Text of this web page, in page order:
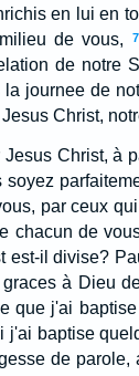
en lui en
de vous, 7
de notre
journee de
Christ,
Christ, à
par ceux
chacun de
est-il divise?
à Dieu
que j'ai
j'ai baptise
de